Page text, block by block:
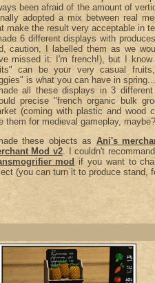
been afraid of the amount of
adopted a mix between real
make the result very acceptable in
6 different displays with
caution, I labelled them as we
missed it: I'm french!), but I
can be your very casual
is what you can have in
all these displays in 3
precise "french organic bulk
(coming with plastic and wood
them for medieval gameplay,
these objects as Ani's
Mod v2. I couldn't
mod if you want to
(you can turn it to produce stand,